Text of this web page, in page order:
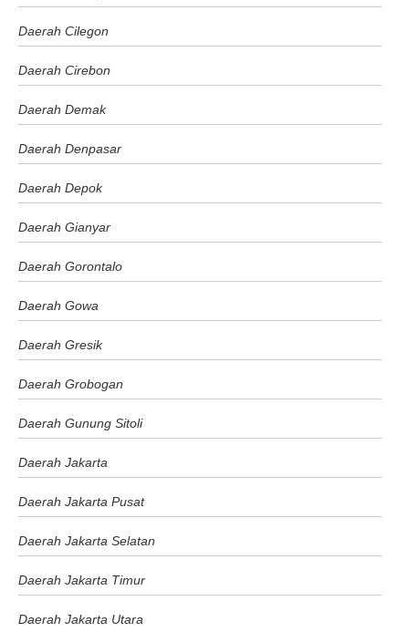
Daerah Cilegon
Daerah Cirebon
Daerah Demak
Daerah Denpasar
Daerah Depok
Daerah Gianyar
Daerah Gorontalo
Daerah Gowa
Daerah Gresik
Daerah Grobogan
Daerah Gunung Sitoli
Daerah Jakarta
Daerah Jakarta Pusat
Daerah Jakarta Selatan
Daerah Jakarta Timur
Daerah Jakarta Utara